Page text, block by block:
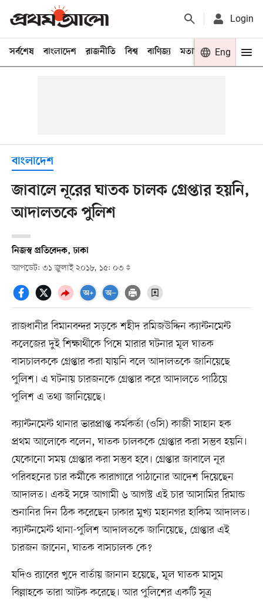
Login
সর্বশেষ বাংলাদেশ রাজনীতি বিশ্ব বাণিজ্য মতামত খেলা
Eng
বাংলাদেশ
জাবালে নূরের ঘাতক চালক গ্রেপ্তার হয়নি,
আদালতকে পুলিশ
নিজস্ব প্রতিবেদক, ঢাকা
আপডেট: ৩১ জুলাই ২০১৮, ১৫: ০৩
রাজধানীর বিমানবন্দর সড়কে শহীদ রমিজউদ্দিন ক্যান্টনমেন্ট
কলেজের দুই শিক্ষার্থীকে পিষে মারার ঘটনার মূল ঘাতক
বাসচালককে গ্রেপ্তার করা যায়নি বলে আদালতকে জানিয়েছে
পুলিশ। এ ঘটনায় চারজনকে গ্রেপ্তার করে আদালতে পাঠিয়ে
পুলিশ এ তথ্য জানিয়েছে।
ক্যান্টনমেন্ট থানার ভারপ্রাপ্ত কর্মকর্তা (ওসি) কাজী সাহান হক
প্রথম আলোকে বলেন, ঘাতক চালককে গ্রেপ্তার করা সম্ভব হয়নি।
যেকোনো সময় গ্রেপ্তার করা সম্ভব হবে। গ্রেপ্তার জাবালে নূর
পরিবহনের চার কর্মীকে কারাগারে পাঠানোর আদেশ দিয়েছেন
আদালত। একই সঙ্গে আগামী ৬ আগস্ট এই চার আসামির রিমান্ড
শুনানির দিন ঠিক করেছেন ঢাকার মুখ্য মহানগর হাকিম আদালত।
ক্যান্টনমেন্ট থানা-পুলিশ আদালতকে জানিয়েছে, গ্রেপ্তার এই
চারজন জানেন, ঘাতক বাসচালক কে?
যদিও র‍্যাবের খুদে বার্তায় জানান হয়েছে, মূল ঘাতক মাসুম
বিল্লাহকে তারা আটক করেছে। আর পুলিশের একটি সূত্র